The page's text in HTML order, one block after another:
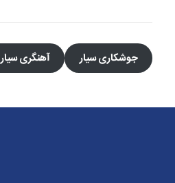
جوشکاری سیار آهنگری سیار